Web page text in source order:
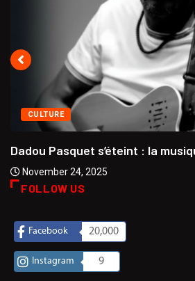
CULTURE
Dadou Pasquet s’éteint : la
November 24, 2025
FOLLOW US
Facebook 20,000
Instagram 9